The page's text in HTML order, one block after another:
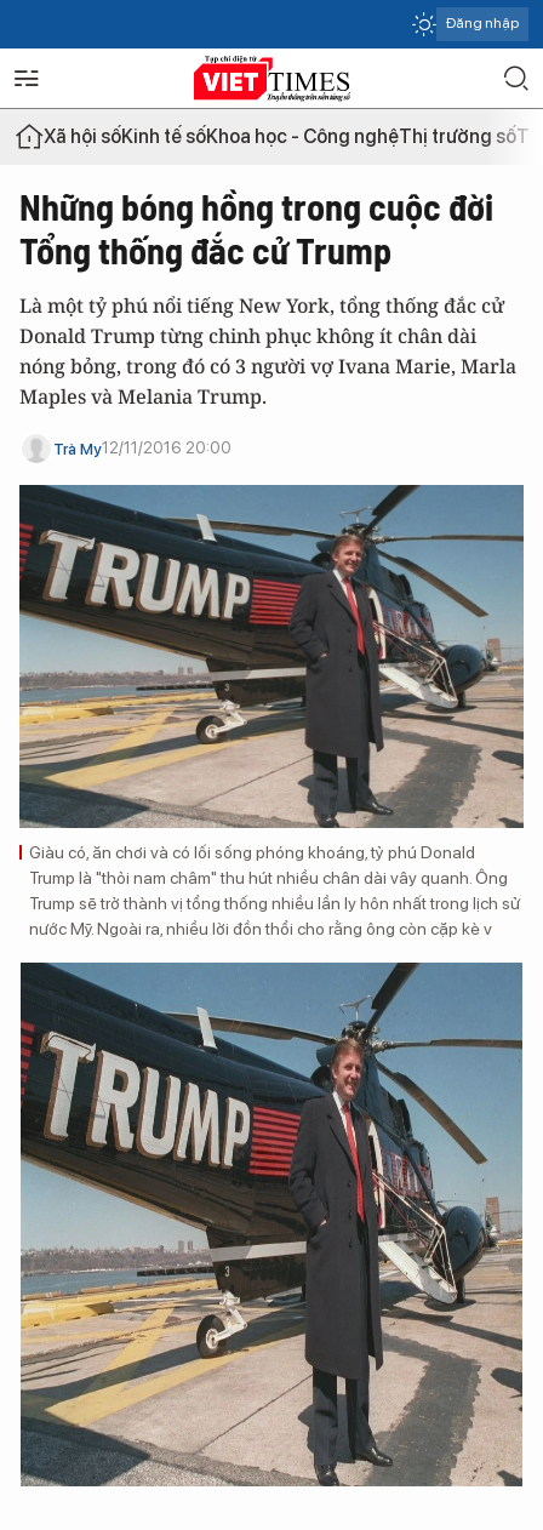
Đăng nhập
Xã hội sốKinh tế sốKhoa học - Công nghệThị trường số
Những bóng hồng trong cuộc đời
Tổng thống đắc cử Trump
Là một tỷ phú nổi tiếng New York, tổng thống đắc cử
Donald Trump từng chinh phục không ít chân dài
nóng bỏng, trong đó có 3 người vợ Ivana Marie, Marla
Maples và Melania Trump.
Trà My12/11/2016 20:00
Giàu có, ăn chơi và có lối sống phóng khoáng, tỷ phú Donald
Trump là "thỏi nam châm" thu hút nhiều chân dài vây quanh. Ông
Trump sẽ trở thành vị tổng thống nhiều lần ly hôn nhất trong lịch sử
nước Mỹ. Ngoài ra, nhiều lời đồn thổi cho rằng ông còn cặp kè v